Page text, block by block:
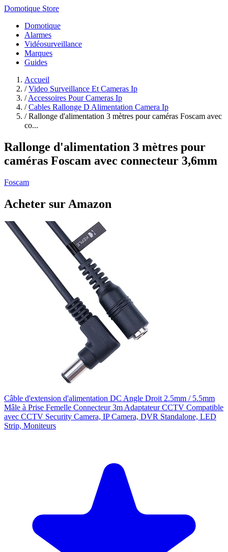
Domotique Store
Domotique
Alarmes
Vidéosurveillance
Marques
Guides
Accueil
/ Video Surveillance Et Cameras Ip
/ Accessoires Pour Cameras Ip
/ Cables Rallonge D Alimentation Camera Ip
/ Rallonge d'alimentation 3 mètres pour caméras Foscam avec
co...
Rallonge d'alimentation 3 mètres pour
caméras Foscam avec connecteur 3,6mm
Foscam
Acheter sur Amazon
Câble d'extension d'alimentation DC Angle Droit 2.5mm / 5.5mm
Mâle à Prise Femelle Connecteur 3m Adaptateur CCTV Compatible
avec CCTV Security Camera, IP Camera, DVR Standalone, LED
Strip, Moniteurs